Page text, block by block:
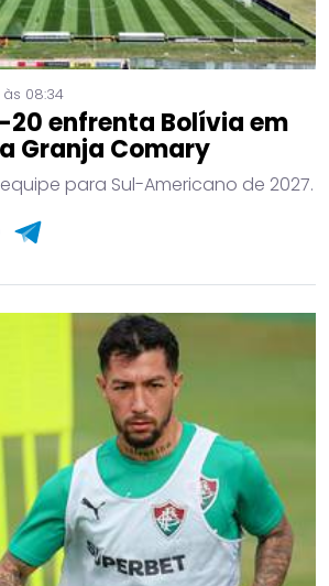
08:34
20 enfrenta Bolívia em
Granja Comary
para Sul-Americano de 2027.